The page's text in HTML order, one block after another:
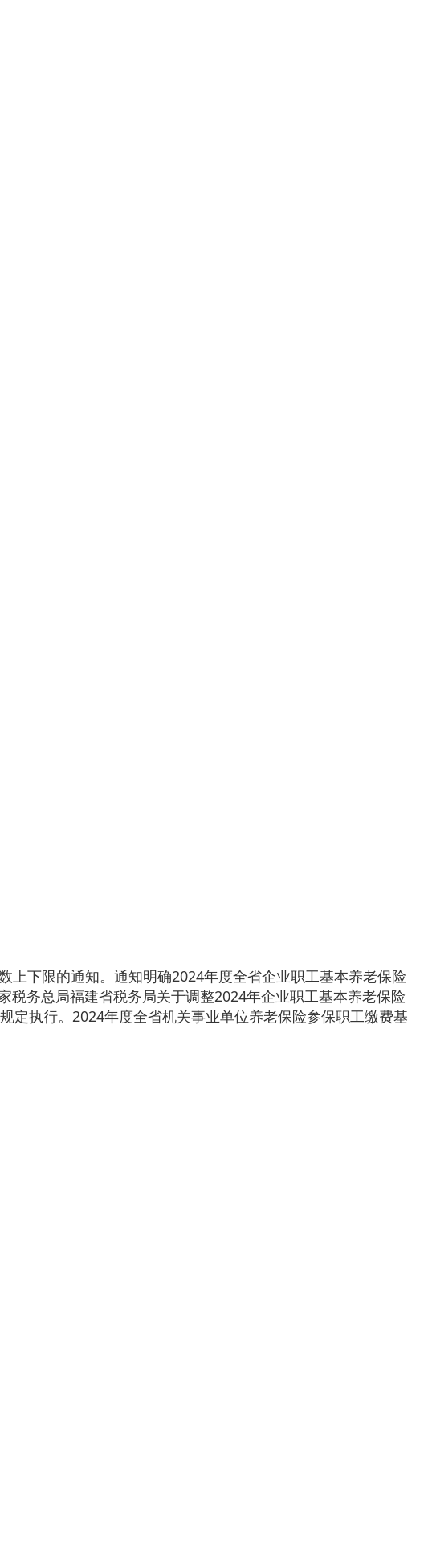
下限的通知。通知明确2024年度全省企业职工基本养老保险
务总局福建省税务局关于调整2024年企业职工基本养老保险
定执行。2024年度全省机关事业单位养老保险参保职工缴费基